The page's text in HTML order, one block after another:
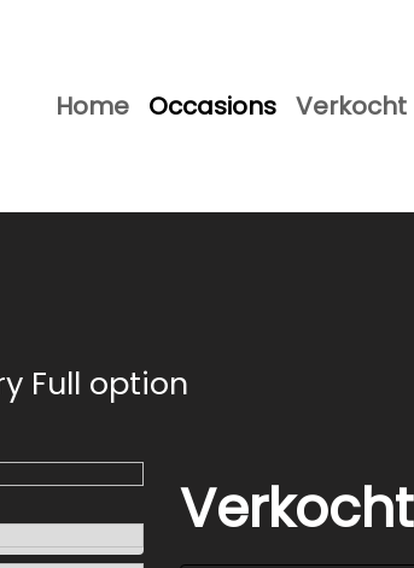
Home Occasions Verkocht
Full option
Verkocht